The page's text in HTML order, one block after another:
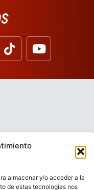
almacenar y/o acceder a la
de estas tecnologías nos